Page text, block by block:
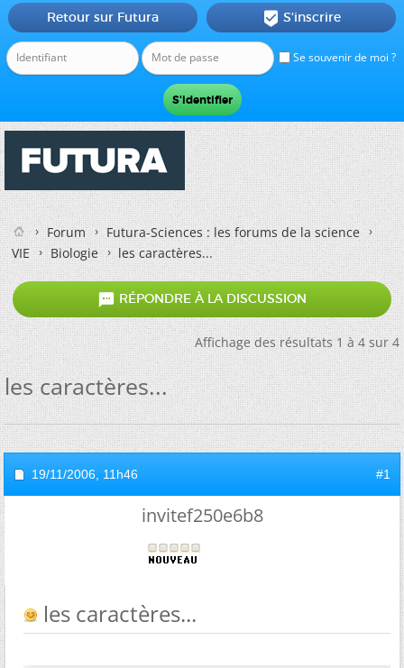
Se souvenir de moi ?
Retour sur Futura  S'inscrire
Forum
Futura-Sciences : les forums de la science
VIE
Biologie les caractères...
 RÉPONDRE À LA DISCUSSION
Affichage des résultats 1 à 4 sur 4
les caractères...
19/11/2006, 11h46 #1
invitef250e6b8
les caractères...